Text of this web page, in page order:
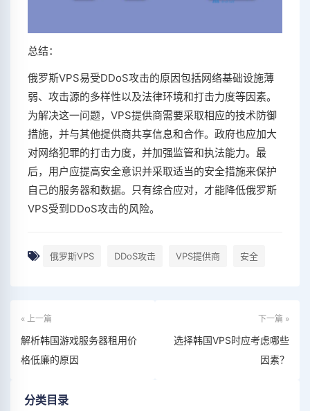
总结：
俄罗斯VPS易受DDoS攻击的原因包括网络基础设施薄
弱、攻击源的多样性以及法律环境和打击力度等因素。
为解决这一问题，VPS提供商需要采取相应的技术防御
措施，并与其他提供商共享信息和合作。政府也应加大
对网络犯罪的打击力度，并加强监管和执法能力。最
后，用户应提高安全意识并采取适当的安全措施来保护
自己的服务器和数据。只有综合应对，才能降低俄罗斯
VPS受到DDoS攻击的风险。
俄罗斯VPS DDoS攻击 VPS提供商 安全
« 上一篇
解析韩国游戏服务器租用价
格低廉的原因
下一篇 »
选择韩国VPS时应考虑哪些
因素？
分类目录